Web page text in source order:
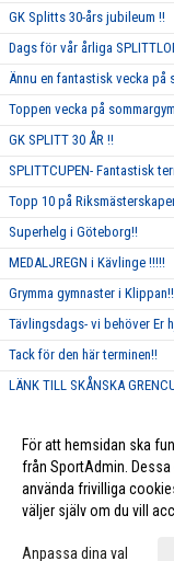
GK Splitts 30-års jubileum !!
Dags för vår årliga
Ännu en fantastisk vecka på
Toppen vecka på
GK SPLITT 30 ÅR !!
SPLITTCUPEN- Fantastisk
Topp 10 på
Superhelg i Göteborg!!
MEDALJREGN i Kävlinge !!!!!
Grymma gymnaster i
Tävlingsdags- vi behöver Er
Tack för den här terminen!!
LÄNK TILL SKÅNSKA
Vi ska annordna en tävling,
För att hemsidan ska
från SportAdmin. Dessa
använda frivilliga
väljer själv om du vill
Anpassa dina val